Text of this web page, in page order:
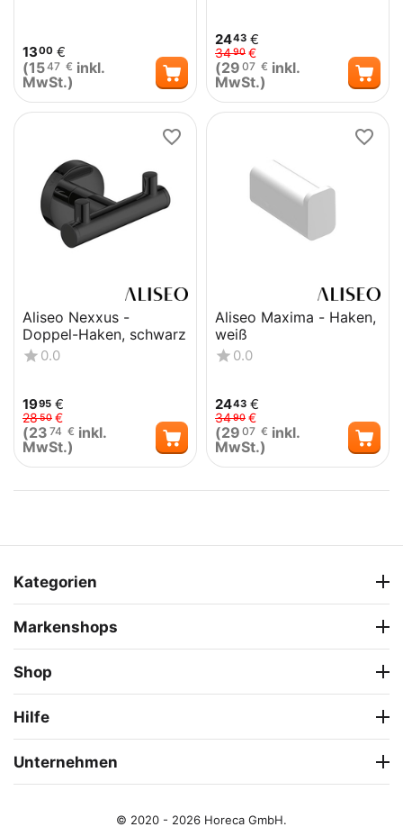
1300 €
(1547 € inkl.
MwSt.)
2443 €
3490 €
(29 07 € inkl.
MwSt.)
Aliseo Nexxus -
Doppel-Haken, schwarz
0.0
1995 €
2850 €
(23 74 € inkl.
MwSt.)
Aliseo Maxima - Haken,
weiß
0.0
2443 €
3490 €
(29 07 € inkl.
MwSt.)
Kategorien
Markenshops
Shop
Hilfe
Unternehmen
© 2020 - 2026 Horeca GmbH.